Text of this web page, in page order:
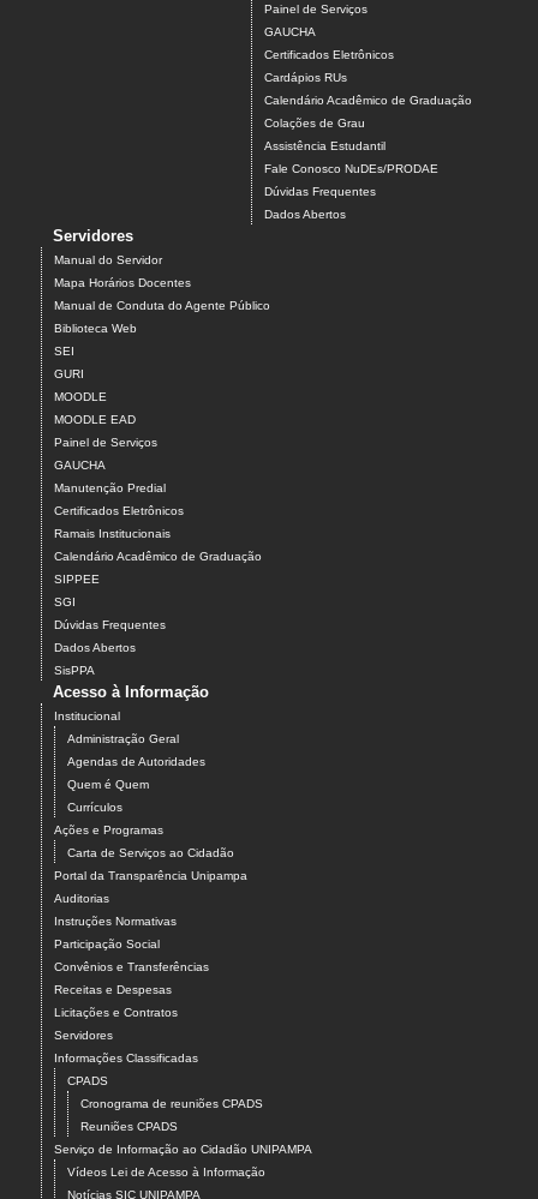
Painel de Serviços
GAUCHA
Certificados Eletrônicos
Cardápios RUs
Calendário Acadêmico de Graduação
Colações de Grau
Assistência Estudantil
Fale Conosco NuDEs/PRODAE
Dúvidas Frequentes
Dados Abertos
Servidores
Manual do Servidor
Mapa Horários Docentes
Manual de Conduta do Agente Público
Biblioteca Web
SEI
GURI
MOODLE
MOODLE EAD
Painel de Serviços
GAUCHA
Manutenção Predial
Certificados Eletrônicos
Ramais Institucionais
Calendário Acadêmico de Graduação
SIPPEE
SGI
Dúvidas Frequentes
Dados Abertos
SisPPA
Acesso à Informação
Institucional
Administração Geral
Agendas de Autoridades
Quem é Quem
Currículos
Ações e Programas
Carta de Serviços ao Cidadão
Portal da Transparência Unipampa
Auditorias
Instruções Normativas
Participação Social
Convênios e Transferências
Receitas e Despesas
Licitações e Contratos
Servidores
Informações Classificadas
CPADS
Cronograma de reuniões CPADS
Reuniões CPADS
Serviço de Informação ao Cidadão UNIPAMPA
Vídeos Lei de Acesso à Informação
Notícias SIC UNIPAMPA